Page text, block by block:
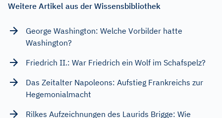
Weitere Artikel aus der Wissensbibliothek
George Washington: Welche Vorbilder hatte
Washington?
Friedrich II.: War Friedrich ein Wolf im Schafspelz?
Das Zeitalter Napoleons: Aufstieg Frankreichs zur
Hegemonialmacht
Rilkes Aufzeichnungen des Laurids Brigge: Wie